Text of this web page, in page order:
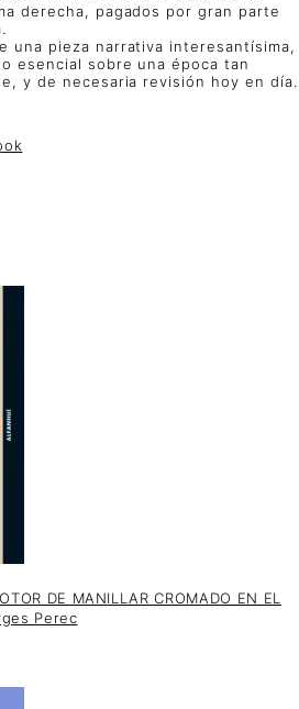
derecha, pagados por gran parte
una pieza narrativa interesantísima,
esencial sobre una época tan
y de necesaria revisión hoy en día.
DE MANILLAR CROMADO EN EL
Perec